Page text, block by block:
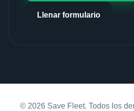
Llenar formulario
© 2026 Save Fleet. Todos los